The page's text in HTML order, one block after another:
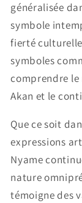
généralisée
symbole
fierté
symboles
comprendre
Akan et le
Que ce soit
expressions
Nyame
nature
témoigne des